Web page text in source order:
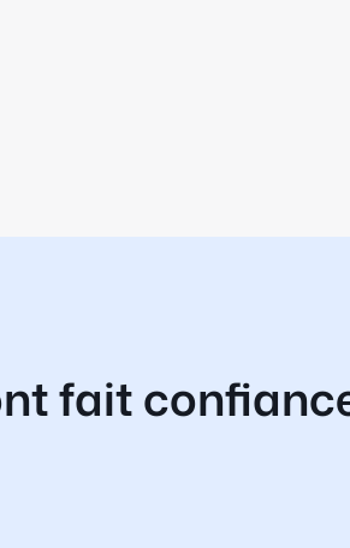
fait